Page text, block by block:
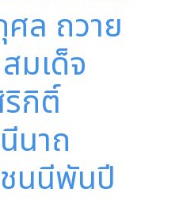
ล ถวาย
มเด็จ
ริกิติ์
นาถ
นนีพันปี